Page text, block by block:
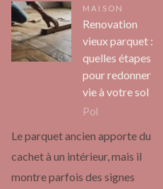
MAISON
Renovation
vieux parquet :
quelles étapes
pour redonner
vie à votre sol
Pol
Le parquet ancien apporte du
cachet à un intérieur, mais il
montre parfois des signes